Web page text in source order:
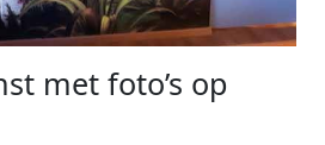
met foto’s op